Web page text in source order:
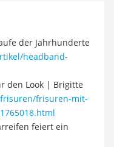
der Jahrhunderte
headband-
den Look | Brigitte
frisuren-mit-
feiert ein